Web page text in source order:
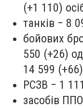
(+1 110)
танків − 8
бойових
550 (+26)
14 599
РСЗВ − 1
засобів